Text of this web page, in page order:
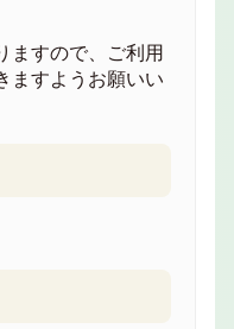
ますので、ご利用
ますようお願いい